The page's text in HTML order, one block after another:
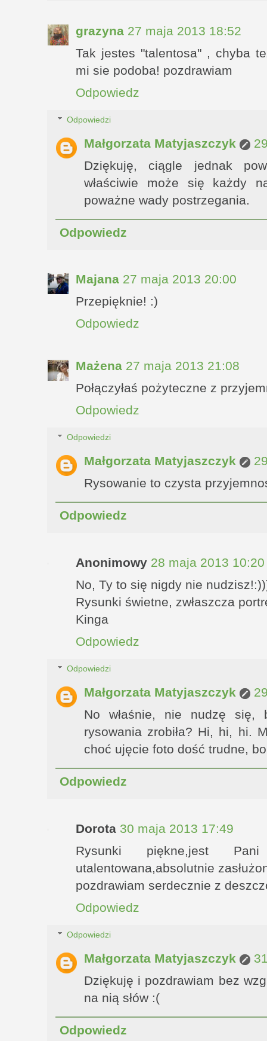
grazyna 27 maja 2013 18:52
Tak jestes "talentosa" , chyba
mi sie podoba! pozdrawiam
Odpowiedz
Odpowiedzi
Małgorzata Matyjaszczyk
Dziękuję, ciągle jednak
właściwie może się każdy
poważne wady postrzegania.
Odpowiedz
Majana 27 maja 2013 20:00
Przepięknie! :)
Odpowiedz
Mażena 27 maja 2013 21:08
Połączyłaś pożyteczne z
Odpowiedz
Odpowiedzi
Małgorzata Matyjaszczyk
Rysowanie to czysta
Odpowiedz
Anonimowy 28 maja 2013 10:20
No, Ty to się nigdy nie
Rysunki świetne, zwłaszcza
Kinga
Odpowiedz
Odpowiedzi
Małgorzata Matyjaszczyk
No właśnie, nie nudzę
rysowania zrobiła? Hi, hi, hi.
choć ujęcie foto dość trudne, bo
Odpowiedz
Dorota 30 maja 2013 17:49
Rysunki piękne,jest Pani
utalentowana,absolutnie
pozdrawiam serdecznie z
Odpowiedz
Odpowiedzi
Małgorzata Matyjaszczyk
Dziękuję i pozdrawiam bez
na nią słów :(
Odpowiedz